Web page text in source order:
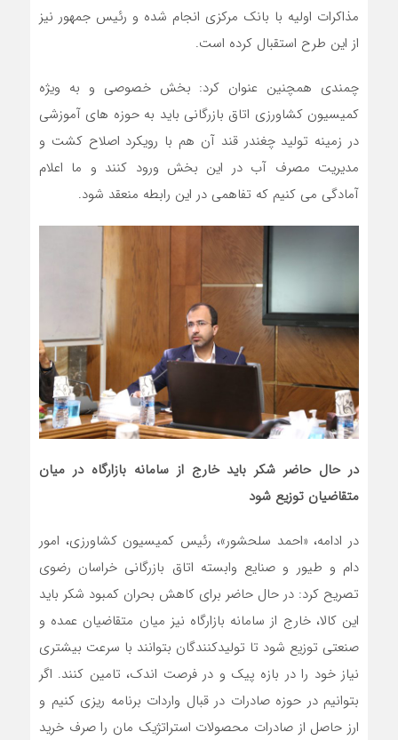
مذاکرات اولیه با بانک مرکزی انجام شده و رئیس جمهور نیز
از این طرح استقبال کرده است.
چمندی همچنین عنوان کرد: بخش خصوصی و به ویژه
کمیسیون کشاورزی اتاق بازرگانی باید به حوزه های آموزشی
در زمینه تولید چغندر قند آن هم با رویکرد اصلاح کشت و
مدیریت مصرف آب در این بخش ورود کنند و ما اعلام
آمادگی می کنیم که تفاهمی در این رابطه منعقد شود.
در حال حاضر شکر باید خارج از سامانه بازارگاه در میان
متقاضیان توزیع شود
در ادامه، «احمد سلحشور»، رئیس کمیسیون کشاورزی، امور
دام و طیور و صنایع وابسته اتاق بازرگانی خراسان رضوی
تصریح کرد: در حال حاضر برای کاهش بحران کمبود شکر باید
این کالا، خارج از سامانه بازارگاه نیز میان متقاضیان عمده و
صنعتی توزیع شود تا تولیدکنندگان بتوانند با سرعت بیشتری
نیاز خود را در بازه پیک و در فرصت اندک، تامین کنند. اگر
بتوانیم در حوزه صادرات در قبال واردات برنامه ریزی کنیم و
ارز حاصل از صادرات محصولات استراتژیک مان را صرف خرید